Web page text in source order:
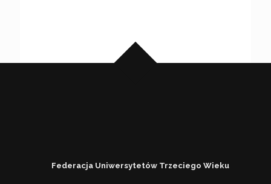
Federacja Uniwersytetów Trzeciego Wieku